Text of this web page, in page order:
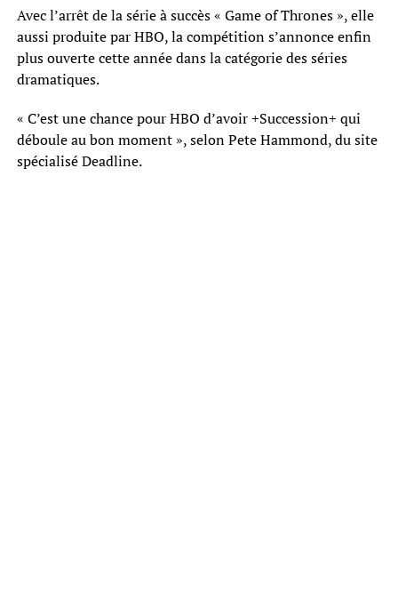
Avec l’arrêt de la série à succès « Game of Thrones », elle
aussi produite par HBO, la compétition s’annonce enfin
plus ouverte cette année dans la catégorie des séries
dramatiques.
« C’est une chance pour HBO d’avoir +Succession+ qui
déboule au bon moment », selon Pete Hammond, du site
spécialisé Deadline.